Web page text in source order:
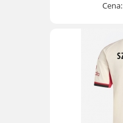
Cena: